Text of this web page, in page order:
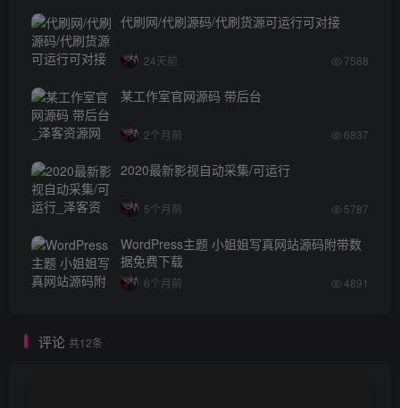
代刷网/代刷源码/代刷货源可运行可对接
24天前 7588
某工作室官网源码 带后台
2个月前 6837
2020最新影视自动采集/可运行
5个月前 5787
WordPress主题 小姐姐写真网站源码附带数
据免费下载
6个月前 4891
评论 共12条